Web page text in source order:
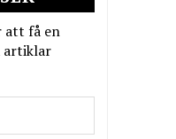
att få en
artiklar